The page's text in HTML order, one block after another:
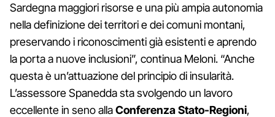
Sardegna maggiori risorse e una più ampia autonomia
nella definizione dei territori e dei comuni montani,
preservando i riconoscimenti già esistenti e aprendo
la porta a nuove inclusioni”, continua Meloni. “Anche
questa è un’attuazione del principio di insularità.
L’assessore Spanedda sta svolgendo un lavoro
eccellente in seno allaConferenza Stato-Regioni,